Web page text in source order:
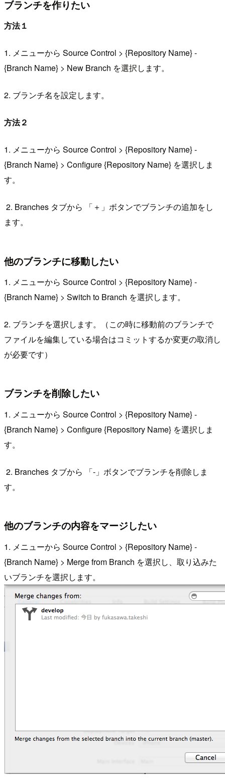
ブランチを作りたい
方法１
1. メニューから Source Control > {Repository Name} -
{Branch Name} > New Branch を選択します。
2. ブランチ名を設定します。
方法２
1. メニューから Source Control > {Repository Name} -
{Branch Name} > Configure {Repository Name} を選択しま
す。
2. Branches タブから 「＋」ボタンでブランチの追加をし
ます。
他のブランチに移動したい
1. メニューから Source Control > {Repository Name} -
{Branch Name} > Switch to Branch を選択します。
2. ブランチを選択します。（この時に移動前のブランチで
ファイルを編集している場合はコミットするか変更の取消し
が必要です）
ブランチを削除したい
1. メニューから Source Control > {Repository Name} -
{Branch Name} > Configure {Repository Name} を選択しま
す。
2. Branches タブから 「-」ボタンでブランチを削除しま
す。
他のブランチの内容をマージしたい
1. メニューから Source Control > {Repository Name} -
{Branch Name} > Merge from Branch を選択し、取り込みた
いブランチを選択します。